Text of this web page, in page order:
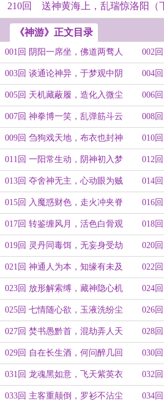
210回 送神黄海上，乱瑞惊洛阳（
《神游》正文目录
001回 阴阳一席坐，佛道两骛人 002
003回 谈通论神异，于梦观中阴 004
005回 天机藏蔽履，造化入微尘 006
007回 神拳博一笑，乱弹筋斗云 008
009回 刍狗戏天地，布衣也封神 010
011回 一阳常生动，阴神初入梦 012
013回 夺舍神无主，心动眼为贼 014
015回 入魔惑财色，走火冲夹脊 016
017回 转鉴缠风月，活色白骨观 018
019回 灵丹同毒饵，无妄身受劫 020
021回 神通人为本，知缘有未及 022
023回 放形解索缚，藏神隐心机 024
025回 七情随心欲，玉液洗纷尘 026
027回 焚书愚黔首，混劫弄人天 028
029回 自在长生酒，何问醉几回 030
031回 龙魂黑如意，飞天紫英衣 032
033回 主客重颠倒，罗衫不沾尘 034